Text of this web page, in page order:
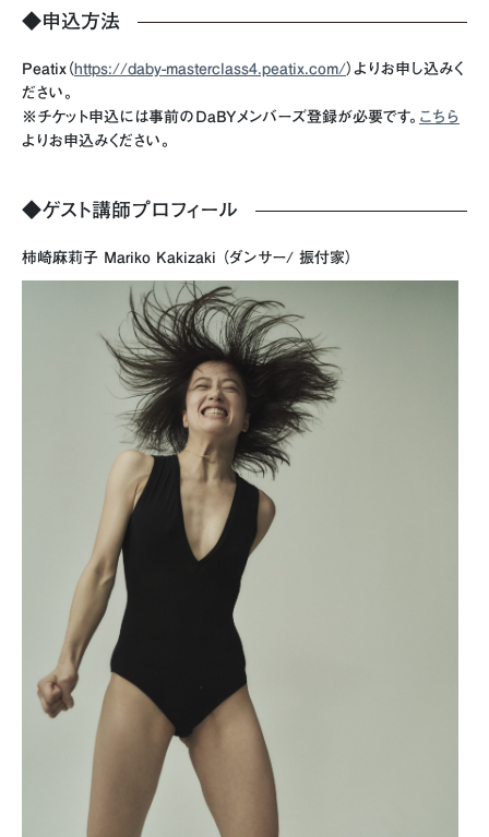
◆申込方法
Peatix（ https://daby-masterclass4.peatix.com/）よりお申し込みく
ださい。
※チケット申込には事前のDaBYメンバーズ登録が必要です。 こちら
よりお申込みください。
◆ゲスト講師プロフィール
柿崎麻莉子 Mariko Kakizaki （ダンサー/ 振付家）